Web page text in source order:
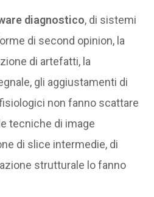
diagnostico, di sistemi
di second opinion, la
di artefatti, la
gli aggiustamenti di
non fanno scattare
tecniche di image
di slice intermedie, di
strutturale lo fanno